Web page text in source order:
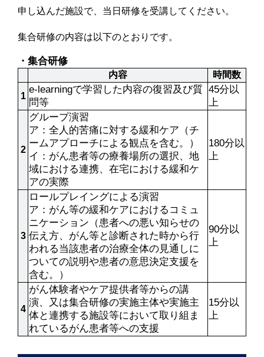
申し込んだ施設で、当日研修を受講してください。
集合研修の内容は以下のとおりです。
・集合研修
内容 時間数
1
e-learningで学習した内容の復習及び質
問等
45分以
上
2
グループ演習
ア：全人的苦痛に対する緩和ケア（チ
ームアプローチによる観点を含む。）
イ：がん患者等の療養場所の選択、地
域における連携、在宅における緩和ケ
アの実際
180分以
上
3
ロールプレイングによる演習
ア：がん等の緩和ケアにおけるコミュ
ニケーション（患者への悪い知らせの
伝え方、がん等と診断された時から行
われる当該患者の治療全体の見通しに
ついての説明や患者の意思決定支援を
含む。）
90分以
上
4
がん体験者やケア提供者等からの講
演、又は集合研修の実施主体や実施主
体と連携する施設等において取り組ま
れているがん患者等への支援
15分以
上